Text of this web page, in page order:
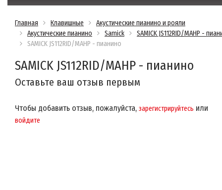
Главная Клавишные
Акустические пианино и рояли
Акустические пианино
Samick
SAMICK JS112RID/MAHP -
SAMICK JS112RID/MAHP - пианино
SAMICK JS112RID/MAHP - пианино
Оставьте ваш отзыв первым
Чтобы добавить отзыв, пожалуйста, зарегистрируйтесь или
войдите